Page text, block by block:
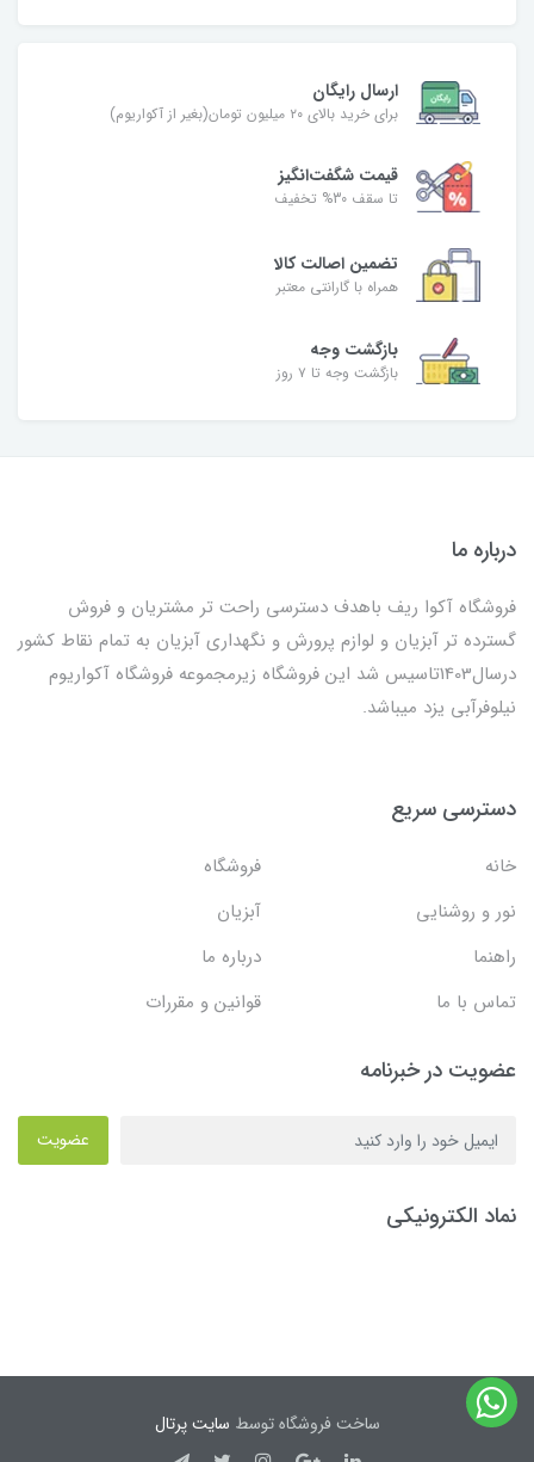
ارسال رایگان
برای خرید بالای ۲۰ میلیون تومان(بغیر از آکواریوم)
قیمت شگفت‌انگیز
تا سقف 30% تخفیف
تضمین اصالت کالا
همراه با گارانتی معتبر
بازگشت وجه
بازگشت وجه تا ۷ روز
درباره ما
فروشگاه آکوا ریف باهدف دسترسی راحت تر مشتریان و فروش
گسترده تر آبزیان و لوازم پرورش و نگهداری آبزیان به تمام نقاط کشور
درسال1403تاسیس شد این فروشگاه زیرمجموعه فروشگاه آکواریوم
نیلوفرآبی یزد میباشد.
دسترسی سریع
خانه
فروشگاه
نور و روشنایی
آبزیان
راهنما
درباره ما
تماس با ما
قوانین و مقررات
عضویت در خبرنامه
عضویت
نماد الکترونیکی
ساخت فروشگاه توسط سایت پرتال